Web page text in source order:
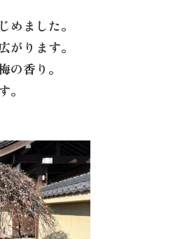
ました。
ります。
香り。